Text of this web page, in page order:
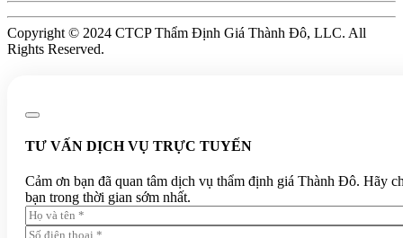
Copyright © 2024 CTCP Thẩm Định Giá Thành Đô, LLC. All
Rights Reserved.
TƯ VẤN DỊCH VỤ TRỰC TUYẾN
Cảm ơn bạn đã quan tâm dịch vụ thẩm định giá Thành Đô. Hãy
bạn trong thời gian sớm nhất.